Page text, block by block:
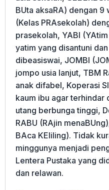
BUta aksaRA) dengan 9
(Kelas PRAsekolah)
prasekolah, YABI
yatim yang disantuni
dibeasiswai, JOMBI
jompo usia lanjut, TBM
anak difabel, Koperasi
kaum ibu agar terhindar
utang berbunga tinggi,
RABU (RAjin
BAca KEliling). Tidak
minggunya menjadi
Lentera Pustaka yang
dan relawan.